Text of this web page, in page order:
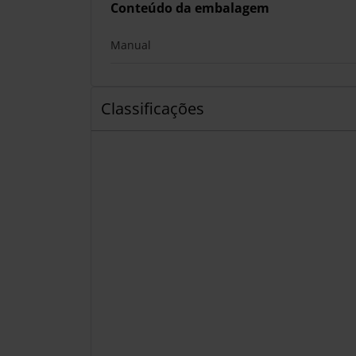
Conteúdo da embalagem
Manual
Classificações